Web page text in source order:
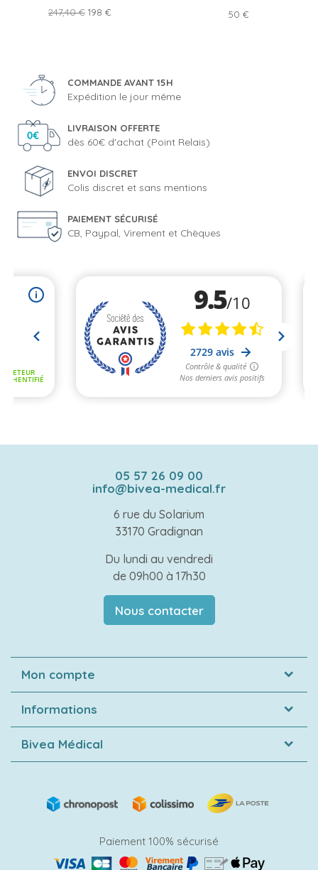
Prix
247,40 € Prix
198 € Prix
50 €
COMMANDE AVANT 15H
Expédition le jour même
LIVRAISON OFFERTE
dès 60€ d'achat (Point Relais)
ENVOI DISCRET
Colis discret et sans mentions
PAIEMENT SÉCURISÉ
CB, Paypal, Virement et Chèques
05 57 26 09 00
info@bivea-medical.fr
6 rue du Solarium
33170 Gradignan
Du lundi au vendredi
de 09h00 à 17h30
Nous contacter
Mon compte
Informations
Bivea Médical
Paiement 100% sécurisé